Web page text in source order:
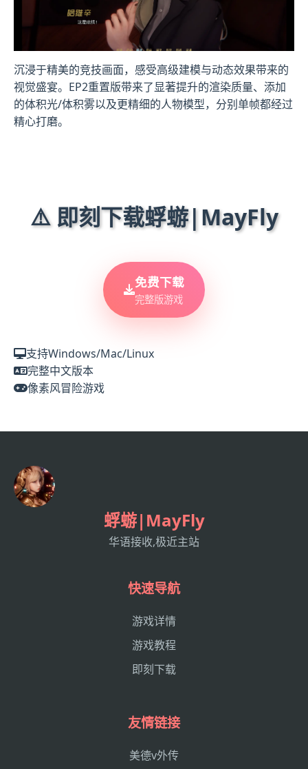
沉浸于精美的竞技画面，感受高级建模与动态效果带来的
视觉盛宴。EP2重置版带来了显著提升的渲染质量、添加
的体积光/体积雾以及更精细的人物模型，分别单帧都经过
精心打磨。
⚠️ 即刻下载蜉蝣|MayFly
免费下载
完整版游戏
支持Windows/Mac/Linux
完整中文版本
像素风冒险游戏
蜉蝣|MayFly
华语接收,极近主站
快速导航
游戏详情
游戏教程
即刻下载
友情链接
美德v外传